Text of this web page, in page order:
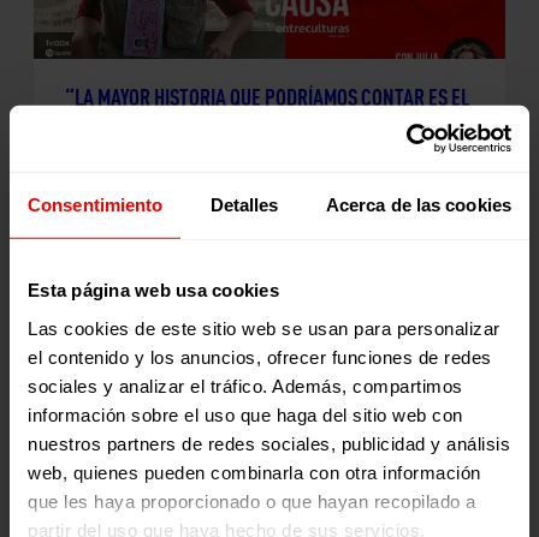
Consentimiento Detalles Acerca de las cookies
Esta página web usa cookies
Las cookies de este sitio web se usan para personalizar
el contenido y los anuncios, ofrecer funciones de redes
sociales y analizar el tráfico. Además, compartimos
información sobre el uso que haga del sitio web con
nuestros partners de redes sociales, publicidad y análisis
web, quienes pueden combinarla con otra información
que les haya proporcionado o que hayan recopilado a
partir del uso que haya hecho de sus servicios.
“LA MAYOR HISTORIA QUE PODRÍAMOS CONTAR ES EL
CAMINOS DE HOSPITALIDAD EN VOCES POR UNA
CAUSA
29 junio 2022